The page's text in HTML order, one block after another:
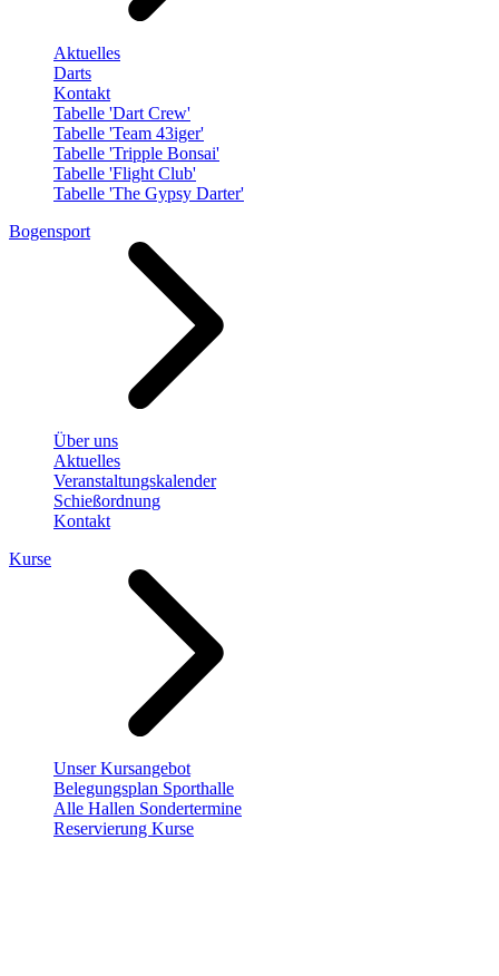
Aktuelles
Darts
Kontakt
Tabelle 'Dart Crew'
Tabelle 'Team 43iger'
Tabelle 'Tripple Bonsai'
Tabelle 'Flight Club'
Tabelle 'The Gypsy Darter'
Bogensport
Über uns
Aktuelles
Veranstaltungskalender
Schießordnung
Kontakt
Kurse
Unser Kursangebot
Belegungsplan Sporthalle
Alle Hallen Sondertermine
Reservierung Kurse